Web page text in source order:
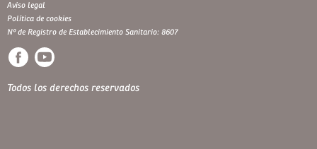
Aviso legal
Política de cookies
Nº de Registro de Establecimiento Sanitario: 8607
Todos los derechos reservados